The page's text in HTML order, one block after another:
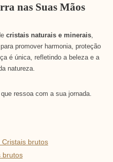
nas Suas Mãos
cristais naturais e minerais,
promover harmonia, proteção
é única, refletindo a beleza e a
natureza.
ressoa com a sua jornada.
brutos